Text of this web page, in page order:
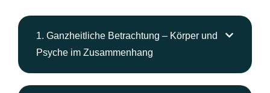
1. Ganzheitliche Betrachtung – Körper und
Psyche im Zusammenhang